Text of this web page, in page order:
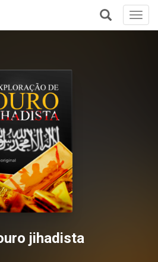
jihadista